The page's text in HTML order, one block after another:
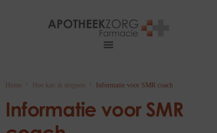
Home Hoe kan ik stoppen Informatie voor SMR coach
Informatie voor SMR